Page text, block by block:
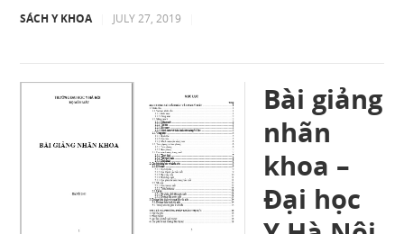
SÁCH Y KHOA JULY 27, 2019
Bài giảng
nhãn
khoa –
Đại học